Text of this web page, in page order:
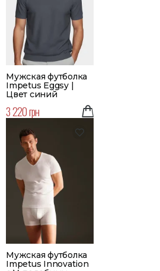
Мужская футболка
Impetus Eggsy |
Цвет синий
3 220 грн
Мужская футболка
Impetus Innovation